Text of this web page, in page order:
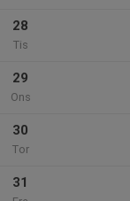
28
Tis
29
Ons
30
Tor
31